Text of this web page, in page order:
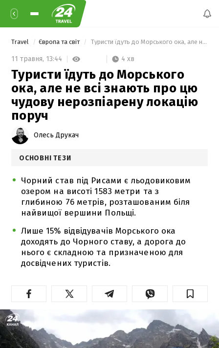
Travel Європа та світ Туристи їдуть до Морського ока, але не всі знають про цю чудову нерозпіарену локацію поруч
11 травня, 13:44 4 хв
Туристи їдуть до Морського
ока, але не всі знають про цю
чудову нерозпіарену локацію
поруч
Олесь Друкач
ОСНОВНІ ТЕЗИ
Чорний став під Рисами є льодовиковим
озером на висоті 1583 метри та з
глибиною 76 метрів, розташованим біля
найвищої вершини Польщі.
Лише 15% відвідувачів Морського ока
доходять до Чорного ставу, а дорога до
нього є складною та призначеною для
досвідчених туристів.